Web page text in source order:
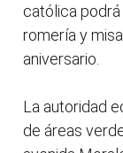
católica
romería y
aniversario.
La autoridad
de áreas